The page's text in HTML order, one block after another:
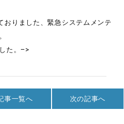
りました、緊急システムメンテ
た。–>
事一覧へ 次の記事へ